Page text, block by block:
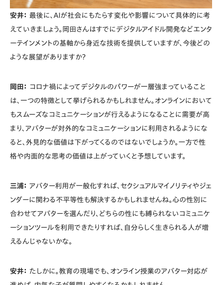
安井： 最後に、AIが社会にもたらす変化や影響について具体的に考
えていきましょう。岡田さんはすでにデジタルアイドル開発などエンタ
ーテインメントの基軸から身近な技術を提供していますが、今後どの
ような展望がありますか？
岡田： コロナ禍によってデジタルのパワーが一層強まっていること
は、一つの特徴として挙げられるかもしれません。オンラインにおいて
もスムーズなコミュニケーションが行えるようになることに需要が高
まり、アバターが対外的なコミュニケーションに利用されるようにな
ると、外見的な価値は下がってくるのではないでしょうか。一方で性
格や内面的な思考の価値は上がっていくと予想しています。
三浦： アバター利用が一般化すれば、セクシュアルマイノリティやジェ
ンダーに関わる不平等性も解決するかもしれませんね。心の性別に
合わせてアバターを選んだり、どちらの性にも縛られないコミュニケ
ーションツールを利用できたりすれば、自分らしく生きられる人が増
えるんじゃないかな。
安井： たしかに。教育の現場でも、オンライン授業のアバター対応が